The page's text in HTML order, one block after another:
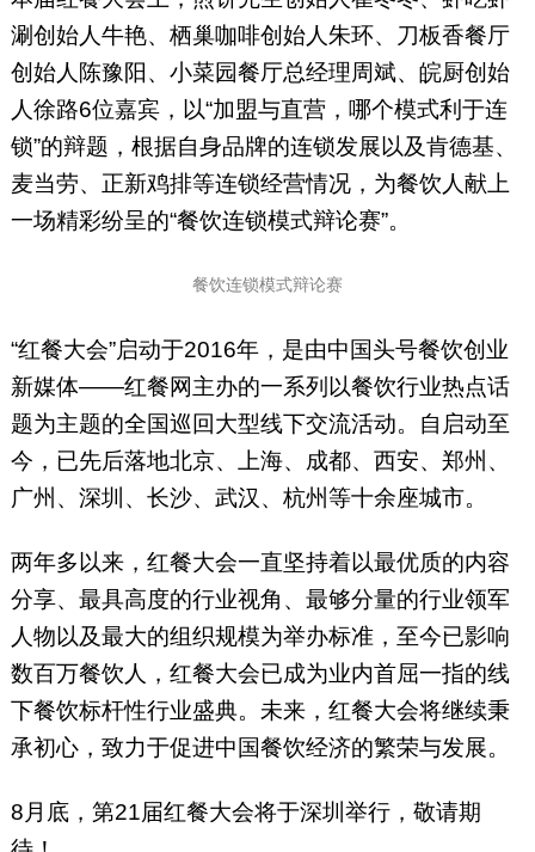
涮创始人牛艳、栖巢咖啡创始人朱环、刀板香餐厅
创始人陈豫阳、小菜园餐厅总经理周斌、皖厨创始
人徐路6位嘉宾，以“加盟与直营，哪个模式利于连
锁”的辩题，根据自身品牌的连锁发展以及肯德基、
麦当劳、正新鸡排等连锁经营情况，为餐饮人献上
一场精彩纷呈的“餐饮连锁模式辩论赛”。
餐饮连锁模式辩论赛
“红餐大会”启动于2016年，是由中国头号餐饮创业
新媒体——红餐网主办的一系列以餐饮行业热点话
题为主题的全国巡回大型线下交流活动。自启动至
今，已先后落地北京、上海、成都、西安、郑州、
广州、深圳、长沙、武汉、杭州等十余座城市。
两年多以来，红餐大会一直坚持着以最优质的内容
分享、最具高度的行业视角、最够分量的行业领军
人物以及最大的组织规模为举办标准，至今已影响
数百万餐饮人，红餐大会已成为业内首屈一指的线
下餐饮标杆性行业盛典。未来，红餐大会将继续秉
承初心，致力于促进中国餐饮经济的繁荣与发展。
8月底，第21届红餐大会将于深圳举行，敬请期